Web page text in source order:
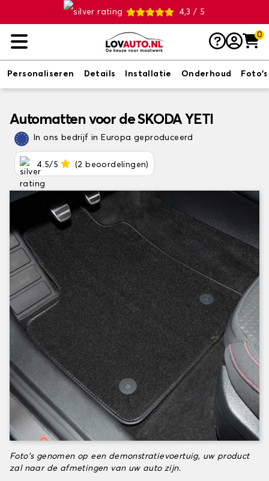
4,3 / 5
0
Personaliseren Details Installatie Onderhoud Foto's
Automatten voor de SKODA YETI
In ons bedrijf in Europa geproduceerd
4.5/5 (2 beoordelingen)
Foto's genomen op een demonstratievoertuig, uw product
zal naar de afmetingen van uw auto zijn.